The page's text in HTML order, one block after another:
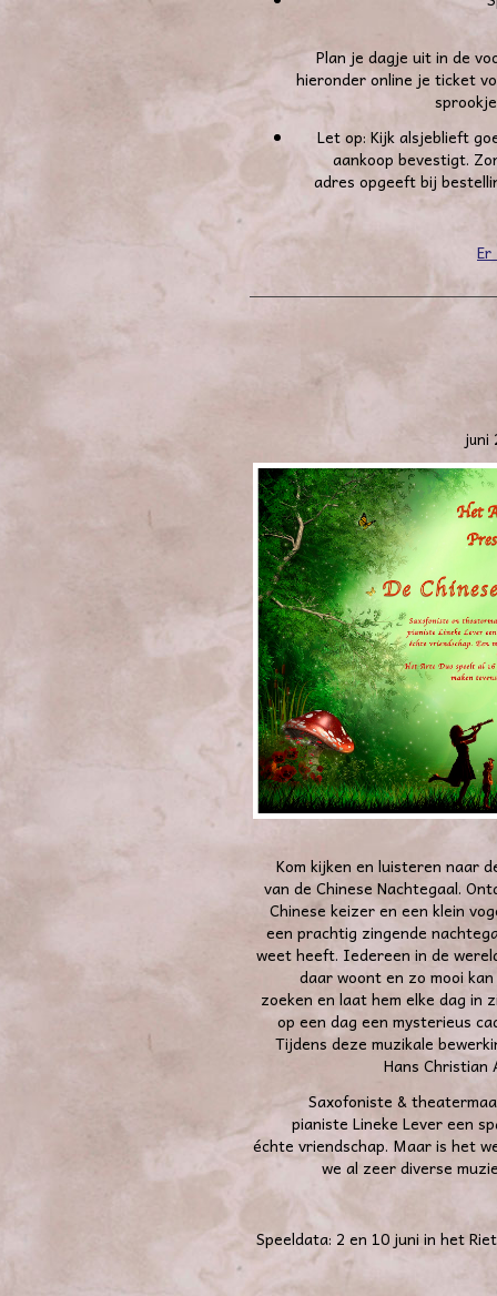
Plan je dagje uit in de
hieronder online je ticket
Let op: Kijk alsjeblieft
aankoop bevestigt.
adres opgeeft bij
juni
Kom kijken en luisteren naar
van de Chinese Nachtegaal.
Chinese keizer en een klein
een prachtig zingende
weet heeft. Iedereen in de
daar woont en zo mooi
zoeken en laat hem elke dag in
op een dag een mysterieus
Tijdens deze muzikale
Hans Christian
Saxofoniste &
pianiste Lineke Lever een
échte vriendschap. Maar is het
we al zeer diverse
Speeldata: 2 en 10 juni in het